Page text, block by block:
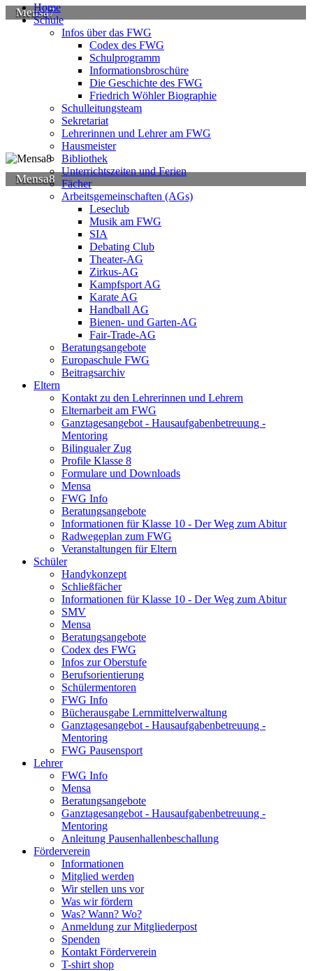
Mensa7
Mensa8
Home
Schule
Infos über das FWG
Codex des FWG
Schulprogramm
Informationsbroschüre
Die Geschichte des FWG
Friedrich Wöhler Biographie
Schulleitungsteam
Sekretariat
Lehrerinnen und Lehrer am FWG
Hausmeister
Bibliothek
Unterrichtszeiten und Ferien
Fächer
Arbeitsgemeinschaften (AGs)
Leseclub
Musik am FWG
SIA
Debating Club
Theater-AG
Zirkus-AG
Kampfsport AG
Karate AG
Handball AG
Bienen- und Garten-AG
Fair-Trade-AG
Beratungsangebote
Europaschule FWG
Beitragsarchiv
Eltern
Kontakt zu den Lehrerinnen und Lehrern
Elternarbeit am FWG
Ganztagesangebot - Hausaufgabenbetreuung -
Mentoring
Bilingualer Zug
Profile Klasse 8
Formulare und Downloads
Mensa
FWG Info
Beratungsangebote
Informationen für Klasse 10 - Der Weg zum Abitur
Radwegeplan zum FWG
Veranstaltungen für Eltern
Schüler
Handykonzept
Schließfächer
Informationen für Klasse 10 - Der Weg zum Abitur
SMV
Mensa
Beratungsangebote
Codex des FWG
Infos zur Oberstufe
Berufsorientierung
Schülermentoren
FWG Info
Bücherausgabe Lernmittelverwaltung
Ganztagesangebot - Hausaufgabenbetreuung -
Mentoring
FWG Pausensport
Lehrer
FWG Info
Mensa
Beratungsangebote
Ganztagesangebot - Hausaufgabenbetreuung -
Mentoring
Anleitung Pausenhallenbeschallung
Förderverein
Informationen
Mitglied werden
Wir stellen uns vor
Was wir fördern
Was? Wann? Wo?
Anmeldung zur Mitgliederpost
Spenden
Kontakt Förderverein
T-shirt shop